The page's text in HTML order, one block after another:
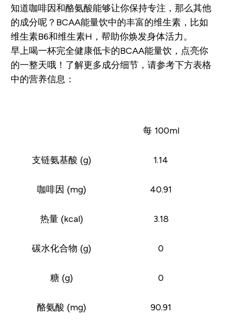
知道咖啡因和酪氨酸能够让你保持专注，那么其他
的成分呢？BCAA能量饮中的丰富的维生素，比如
维生素B6和维生素H，帮助你焕发身体活力。
早上喝一杯完全健康低卡的BCAA能量饮，点亮你
的一整天哦！了解更多成分细节，请参考下方表格
中的营养信息：
每 100ml
支链氨基酸 (g) 1.14
咖啡因 (mg) 40.91
热量 (kcal) 3.18
碳水化合物 (g) 0
糖 (g) 0
酪氨酸 (mg) 90.91